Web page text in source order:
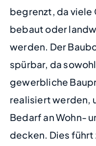
begrenzt, da
bebaut oder
werden. Der
spürbar, da
gewerbliche
realisiert werden,
Bedarf an Wohn-
decken. Dies führt